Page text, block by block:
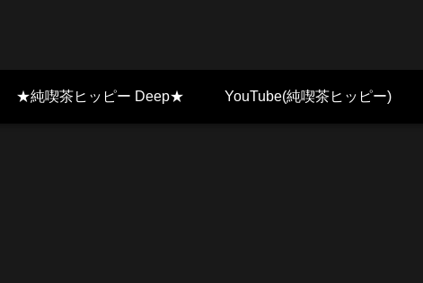
★純喫茶ヒッピー Deep★ YouTube(純喫茶ヒッピー)